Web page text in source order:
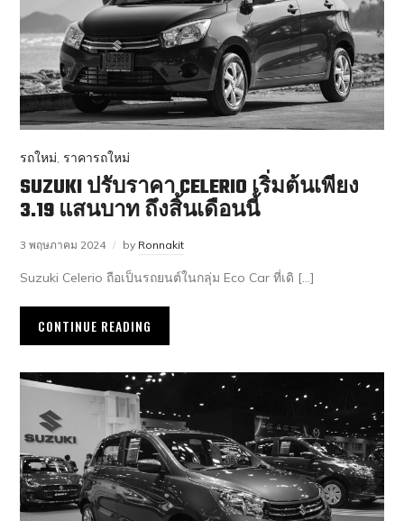
รถใหม่,ราคารถใหม่
SUZUKI ปรับราคา CELERIO เริ่มต้นเพียง
3.19 แสนบาท ถึงสิ้นเดือนนี้
3 พฤษภาคม 2024 by Ronnakit
Suzuki Celerio ถือเป็นรถยนต์ในกลุ่ม Eco Car ที่เดิ […]
CONTINUE READING